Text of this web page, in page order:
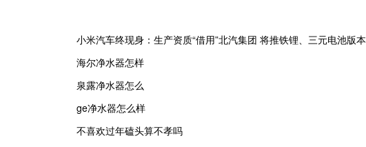
小米汽车终现身：生产资质“借用”北汽集团 将推铁锂、三元电池版本
海尔净水器怎样
泉露净水器怎么
ge净水器怎么样
不喜欢过年磕头算不孝吗